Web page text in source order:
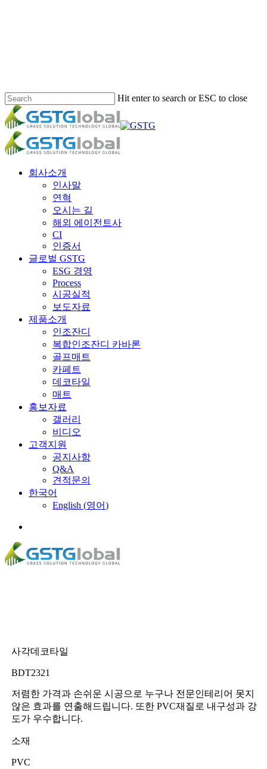
Hit enter to search or ESC to close
Close
Search
Menu
회사소개
인사말
연혁
오시는 길
해외 에이전트사
CI
인증서
글로벌 GSTG
ESG 경영
Process
시공실적
보도자료
제품소개
인조잔디
복합인조잔디 카바론
골프매트
카페트
데코타일
매트
홍보자료
갤러리
비디오
고객지원
공지사항
Q&A
견적문의
한국어
English (영어)
사각데코타일
BDT2321
저렴한 가격과 손쉬운 시공으로 누구나 전문인테리어 못지
않은 효과를 연출해드립니다. 또한 PVC재질로 내구성과 강
도가 우수합니다.
소재
PVC